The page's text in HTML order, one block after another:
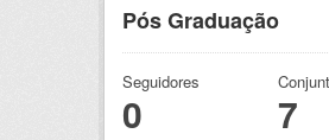
Pós Graduação
Seguidores
0 7